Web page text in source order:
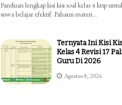
Panduan lengkap kisi kisi soal kelas 4 ktsp
siswa belajar efektif. Pahami materi…
Ternyata Ini Kisi
Kelas 4 Revisi 17
Guru Di 2026
Agustus 8, 2026